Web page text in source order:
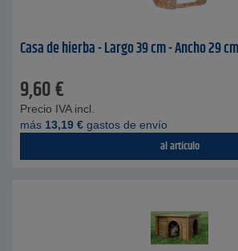
Casa de hierba - Largo 39 cm - Ancho 29
9,60€
Precio IVA incl.
más 13,19 € gastos de envío
al artículo